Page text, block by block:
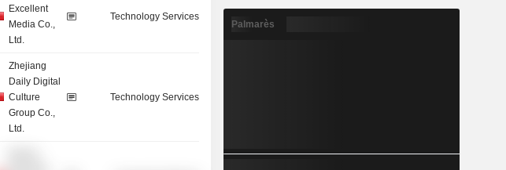
Excellent
Media Co.,
Ltd.
Technology Services
Zhejiang
Daily Digital
Culture
Group Co.,
Ltd.
Technology Services
Palmarès